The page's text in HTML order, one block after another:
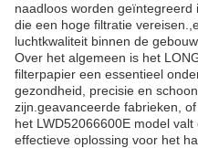
naadloos worden geïntegreerd
die een hoge filtratie
luchtkwaliteit binnen de
Over het algemeen is het
filterpapier een essentieel
gezondheid, precisie en
zijn.geavanceerde fabrieken,
het LWD52066600E model
effectieve oplossing voor het